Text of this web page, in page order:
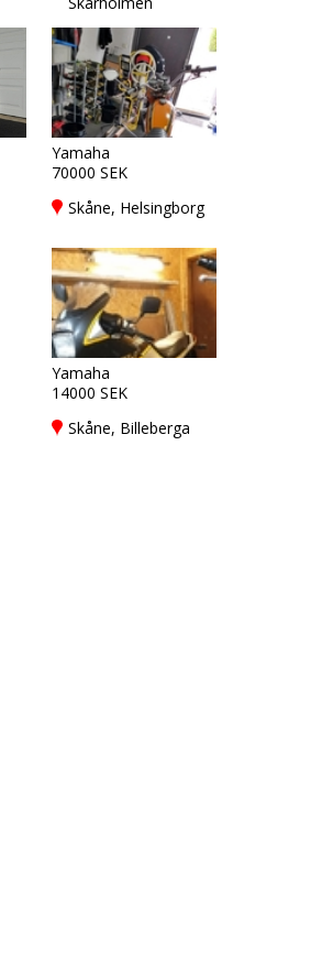
Yamaha
70000 SEK
Skåne, Helsingborg
Yamaha
14000 SEK
Skåne, Billeberga